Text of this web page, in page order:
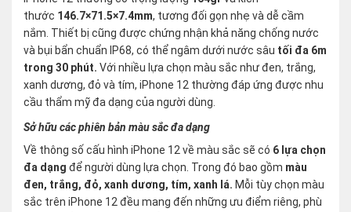
thước 146.7×71.5×7.4mm, tương đối gọn nhẹ và dễ cầm
nắm. Thiết bị cũng được chứng nhận khả năng chống nước
và bụi bẩn chuẩn IP68, có thể ngâm dưới nước sâu tối đa 6m
trong 30 phút. Với nhiều lựa chọn màu sắc như đen, trắng,
xanh dương, đỏ và tím, iPhone 12 thường đáp ứng được nhu
cầu thẩm mỹ đa dạng của người dùng.
Sở hữu các phiên bản màu sắc đa dạng
Về thông số cấu hình iPhone 12 về màu sắc sẽ có 6 lựa chọn
đa dạng để người dùng lựa chọn. Trong đó bao gồm màu
đen, trắng, đỏ, xanh dương, tím, xanh lá. Mỗi tùy chọn màu
sắc trên iPhone 12 đều mang đến những ưu điểm riêng, phù